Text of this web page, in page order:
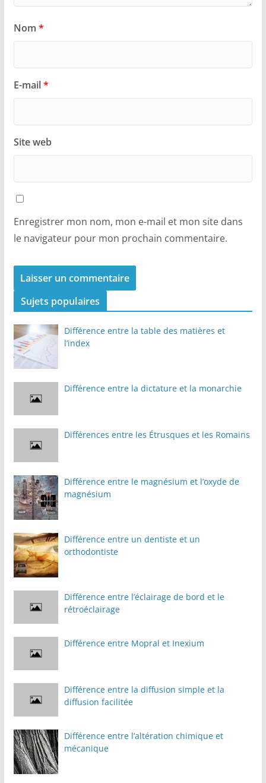
Nom *
E-mail*
Site web
Enregistrer mon nom, mon e-mail et mon site dans
le navigateur pour mon prochain commentaire.
Sujets populaires
Différence entre la table des matières et
l’index
Différence entre la dictature et la monarchie
Différences entre les Étrusques et les Romains
Différence entre le magnésium et l’oxyde de
magnésium
Différence entre un dentiste et un
orthodontiste
Différence entre l’éclairage de bord et le
rétroéclairage
Différence entre Mopral et Inexium
Différence entre la diffusion simple et la
diffusion facilitée
Différence entre l’altération chimique et
mécanique